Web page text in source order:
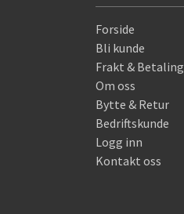
Forside
Bli kunde
Frakt & Betaling
Om oss
Bytte & Retur
Bedriftskunde
Logg inn
Kontakt oss